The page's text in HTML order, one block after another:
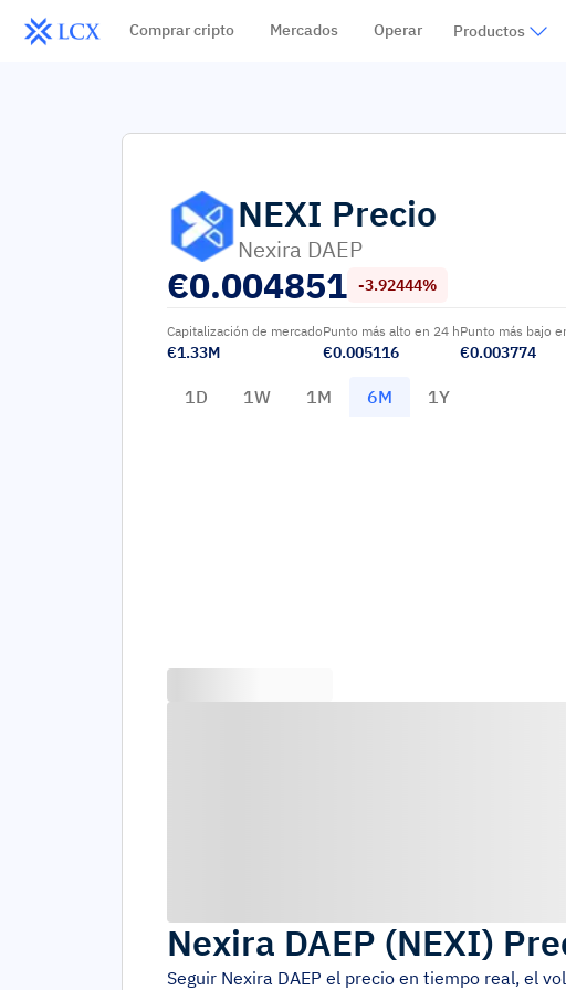
Comprar cripto Mercados Operar Productos
NEXI Precio
Nexira DAEP
€0.004851 -3.92444%
Capitalización de mercado
€1.33M
Punto más alto en 24 h
€0.005116
Punto más bajo
€0.003774
1D 1W 1M 6M 1Y
Nexira DAEP (NEXI)
Seguir Nexira DAEP el precio en tiempo real, el